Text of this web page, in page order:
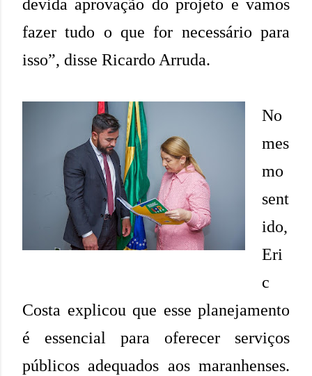
devida aprovação do projeto e vamos
fazer tudo o que for necessário para
isso”, disse Ricardo Arruda.
No
mes
mo
sent
ido,
Eri
c
Costa explicou que esse planejamento
é essencial para oferecer serviços
públicos adequados aos maranhenses.